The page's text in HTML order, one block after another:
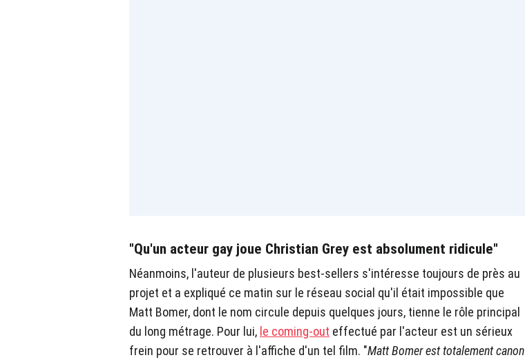
"Qu'un acteur gay joue Christian Grey est absolument ridicule"
Néanmoins, l'auteur de plusieurs best-sellers s'intéresse toujours de près au
projet et a expliqué ce matin sur le réseau social qu'il était impossible que
Matt Bomer, dont le nom circule depuis quelques jours, tienne le rôle principal
du long métrage. Pour lui, le coming-out effectué par l'acteur est un sérieux
frein pour se retrouver à l'affiche d'un tel film. "Matt Bomer est totalement canon